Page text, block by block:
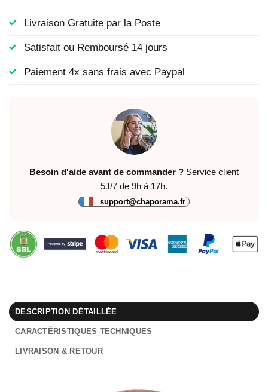
Livraison Gratuite par la Poste
Satisfait ou Remboursé 14 jours
Paiement 4x sans frais avec Paypal
Besoin d'aide avant de commander ? Service client
5J/7 de 9h à 17h.
support@chaporama.fr
DESCRIPTION DÉTAILLÉE
CARACTÉRISTIQUES TECHNIQUES
LIVRAISON & RETOUR